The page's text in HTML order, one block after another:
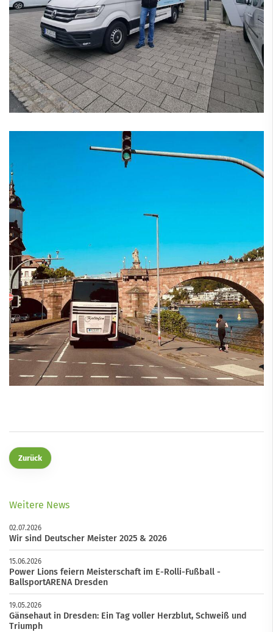
Zurück
Weitere News
02.07.2026
Wir sind Deutscher Meister 2025 & 2026
15.06.2026
Power Lions feiern Meisterschaft im E-Rolli-Fußball -
BallsportARENA Dresden
19.05.2026
Gänsehaut in Dresden: Ein Tag voller Herzblut, Schweiß und
Triumph